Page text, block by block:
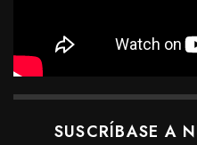
SUSCRÍBASE A